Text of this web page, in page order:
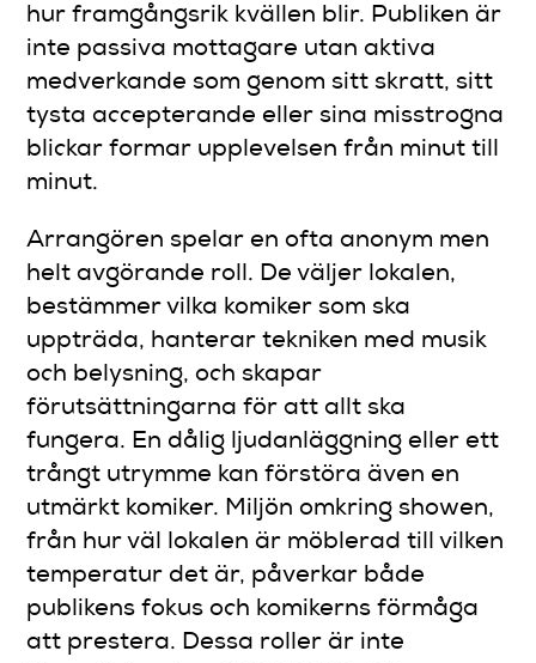
hur framgångsrik kvällen blir. Publiken är
inte passiva mottagare utan aktiva
medverkande som genom sitt skratt, sitt
tysta accepterande eller sina misstrogna
blickar formar upplevelsen från minut till
minut.
Arrangören spelar en ofta anonym men
helt avgörande roll. De väljer lokalen,
bestämmer vilka komiker som ska
uppträda, hanterar tekniken med musik
och belysning, och skapar
förutsättningarna för att allt ska
fungera. En dålig ljudanläggning eller ett
trångt utrymme kan förstöra även en
utmärkt komiker. Miljön omkring showen,
från hur väl lokalen är möblerad till vilken
temperatur det är, påverkar både
publikens fokus och komikerns förmåga
att prestera. Dessa roller är inte